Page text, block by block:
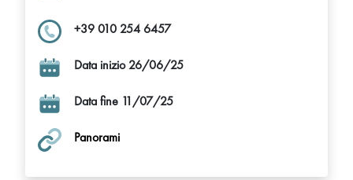
+39 010 254 6457
Data inizio 26/06/25
Data fine 11/07/25
Panorami